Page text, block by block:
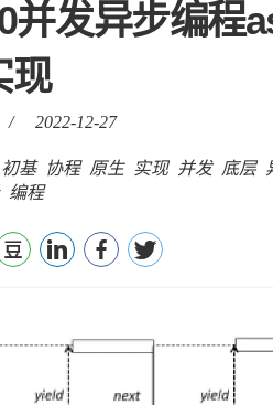
并发异步编程
现
/ 2022-12-27
初基 协程 原生 实现 并发 底层
编程